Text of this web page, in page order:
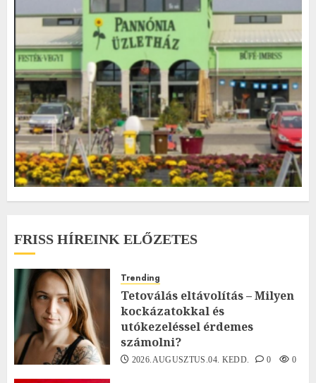
FRISS HÍREINK ELŐZETES
Trending
Tetoválás eltávolítás – Milyen
kockázatokkal és
utókezeléssel érdemes
számolni?
2026.AUGUSZTUS.04. KEDD. 0 0